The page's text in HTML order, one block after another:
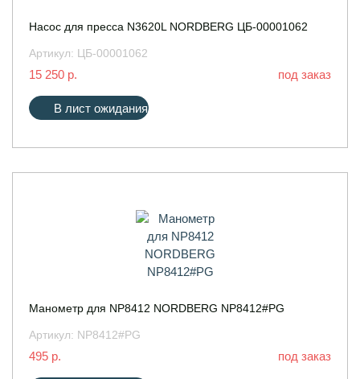
Насос для пресса N3620L NORDBERG ЦБ-00001062
Артикул: ЦБ-00001062
15 250 р. под заказ
В лист ожидания
Манометр для NP8412 NORDBERG NP8412#PG
Артикул: NP8412#PG
495 р. под заказ